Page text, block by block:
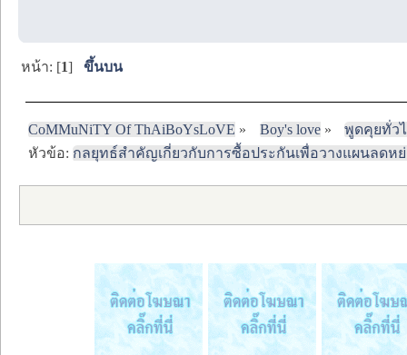
หน้า: [1]ขึ้นบน
CoMMuNiTY Of ThAiBoYsLoVE » Boy's love»
พูดคุยทั่ว
หัวข้อ: กลยุทธ์สำคัญเกี่ยวกับการซื้อประกันเพื่อวางแผนลดห